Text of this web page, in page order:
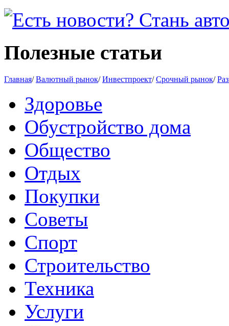
Полезные статьи
Главная/Валютный рынок/Инвестпроект/Срочный рынок/
Здоровье
Обустройство дома
Общество
Отдых
Покупки
Советы
Спорт
Строительство
Техника
Услуги